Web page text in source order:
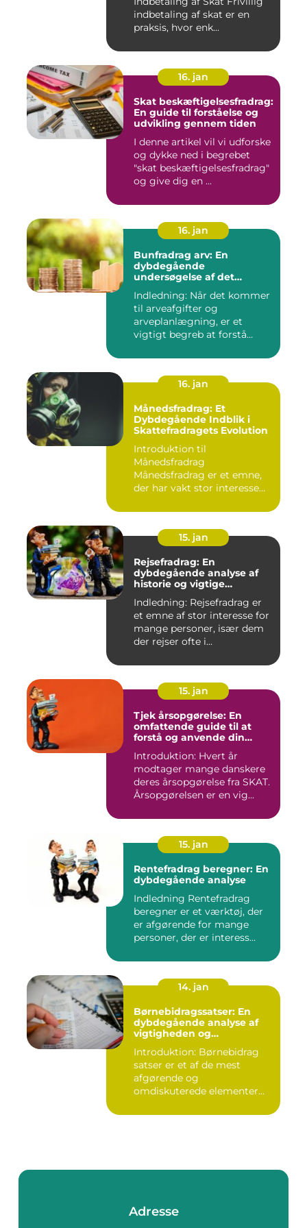
indbetaling af skat er en
praksis, hvor enk...
16. jan
Skat beskæftigelsesfradrag:
En guide til forståelse og
udvikling gennem tiden
I denne artikel vil vi udforske
og dykke ned i begrebet
"skat beskæftigelsesfradrag"
og give dig en ...
16. jan
Bunfradrag arv: En
dybdegående
undersøgelse af det
Indledning: Når det kommer
til arveafgifter og
arveplanlægning, er et
vigtigt begreb at forstå
16. jan
Månedsfradrag: Et
Dybdegående Indblik i
Skattefradragets Evolution
Introduktion til
Månedsfradrag
Månedsfradrag er et emne,
der har vakt stor interesse
15. jan
Rejsefradrag: En
dybdegående analyse af
historie og vigtige
Indledning: Rejsefradrag er
et emne af stor interesse for
mange personer, især dem
der rejser ofte i...
15. jan
Tjek årsopgørelse: En
omfattende guide til at
forstå og anvende din
Introduktion: Hvert år
modtager mange danskere
deres årsopgørelse fra SKAT.
Årsopgørelsen er en vig...
15. jan
Rentefradrag beregner: En
dybdegående analyse
Indledning Rentefradrag
beregner er et værktøj, der
er afgørende for mange
personer, der er interess...
14. jan
Børnebidragssatser: En
dybdegående analyse af
vigtigheden og
Introduktion: Børnebidrag
satser er et af de mest
afgørende og
omdiskuterede elementer
Adresse